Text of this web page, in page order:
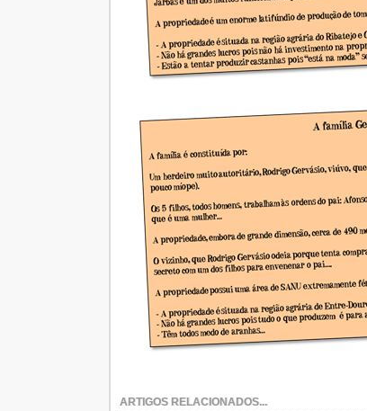
ARTIGOS RELACIONADOS...